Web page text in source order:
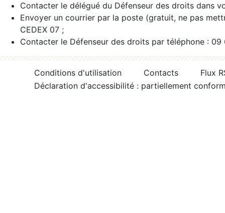
Contacter le délégué du Défenseur des droits dans
Envoyer un courrier par la poste (gratuit, ne pas
CEDEX 07 ;
Contacter le Défenseur des droits par téléphone :
Conditions d'utilisation Contacts
Flux
Déclaration d'accessibilité : partiellement